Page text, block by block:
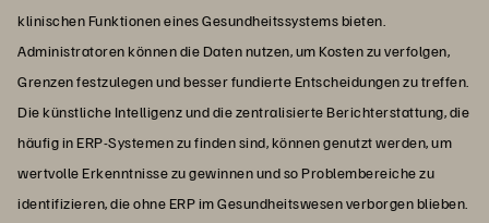
klinischen Funktionen eines Gesundheitssystems bieten.
Administratoren können die Daten nutzen, um Kosten zu verfolgen,
Grenzen festzulegen und besser fundierte Entscheidungen zu treffen.
Die künstliche Intelligenz und die zentralisierte Berichterstattung, die
häufig in ERP-Systemen zu finden sind, können genutzt werden, um
wertvolle Erkenntnisse zu gewinnen und so Problembereiche zu
identifizieren, die ohne ERP im Gesundheitswesen verborgen blieben.